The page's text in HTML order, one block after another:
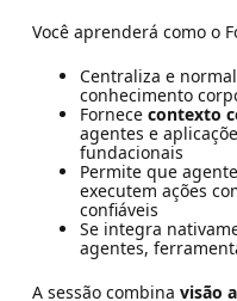
Você aprenderá como o
Centraliza e
conhecimento
Fornece contexto
agentes e
fundacionais
Permite que
executem ações
confiáveis
Se integra
agentes,
A sessão combina visão